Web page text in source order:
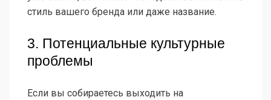
стиль вашего бренда или даже название.
3. Потенциальные культурные
проблемы
Если вы собираетесь выходить на